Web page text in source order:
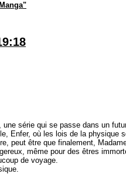
série qui se passe dans un
Enfer, où les lois de la physique
peut être que finalement,
même pour des êtres
de voyage.